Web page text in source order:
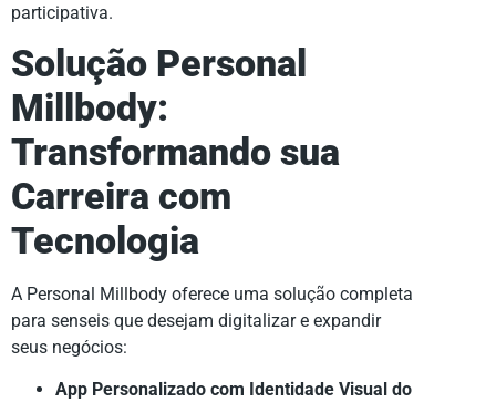
participativa.
Solução Personal
Millbody:
Transformando sua
Carreira com
Tecnologia
A Personal Millbody oferece uma solução completa
para senseis que desejam digitalizar e expandir
seus negócios:
App Personalizado com Identidade Visual do